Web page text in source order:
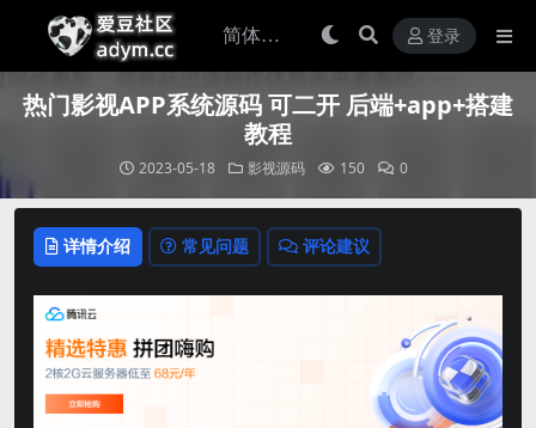
登录
热门影视APP系统源码 可二开 后端+app+搭建
教程
2023-05-18 影视源码 150 0
详情介绍 常见问题 评论建议